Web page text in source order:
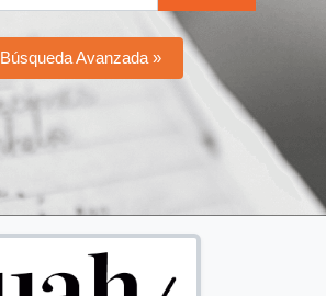
Búsqueda Avanzada »